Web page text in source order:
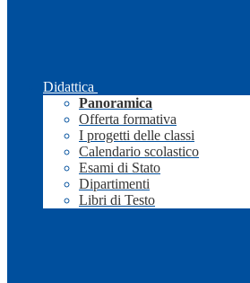
Didattica
Panoramica
Offerta formativa
I progetti delle classi
Calendario scolastico
Esami di Stato
Dipartimenti
Libri di Testo